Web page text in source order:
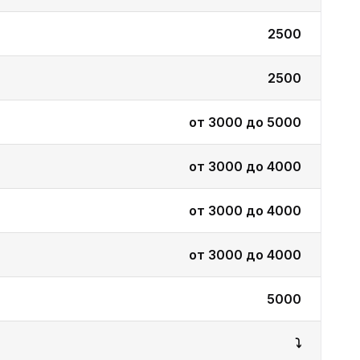
2500
2500
от 3000 до 5000
от 3000 до 4000
от 3000 до 4000
от 3000 до 4000
5000
⤵️